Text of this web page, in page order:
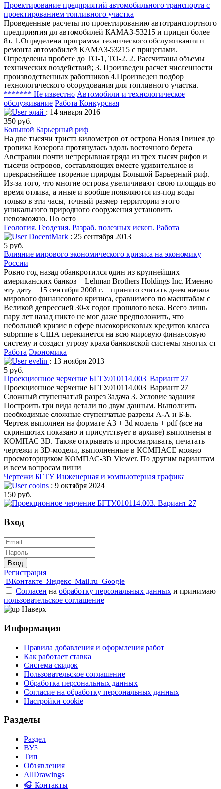
Проектирование предприятий автомобильного транспорта с
проектированием топливного участка
Проведенные расчеты по проектированию автотранспортного
предприятия дл автомобилей КАМАЗ-53215 и прицеп более
8т. 1.Определена программа технического обслуживания и
ремонта автомобилей КАМАЗ-53215 с прицепами.
Определены пробеге до ТО-1, ТО-2. 2. Рассчитаны объемы
технических воздействий; 3. Произведен расчет численности
производственных работников 4.Произведен подбор
технологического оборудования для топливного участка.
******* Не известно Автомобили и технологическое
обслуживание Работа Конкурсная
элай : 14 января 2016
350 руб.
Большой Барьерный риф
На две тысячи триста километров от острова Новая Гвинея до
тропика Козерога протянулась вдоль восточного берега
Австралии почти непрерывная гряда из трех тысяч рифов и
тысячи островов, составляющих вместе удивительное и
прекраснейшее творение природы Большой Барьерный риф.
Из-за того, что многие острова увеличивают свою площадь во
время отлива, а иные и вообще появляются из-под воды
только в эти часы, точный размер территории этого
уникального природного сооружения установить
невозможно. По осто
Геология. Геодезия. Разраб. полезных ископ. Работа
DocentMark : 25 сентября 2013
5 руб.
Влияние мирового экономического кризиса на экономику
России
Ровно год назад обанкротился один из крупнейших
американских банков – Lehman Brothers Holdings Inc. Именно
эту дату – 15 сентября 2008 г. – принято считать днем начала
мирового финансового кризиса, сравнимого по масштабам с
Великой депрессией 30-х годов прошлого века. Всего лишь
пару лет назад никто не мог даже предположить, что
небольшой кризис в сфере высокорисковых кредитов класса
subprime в США перекинется на всю мировую финансовую
систему и создаст угрозу краха банковской системы многих ст
Работа Экономика
evelin : 13 ноября 2013
5 руб.
Проекционное черчение БГТУ.010114.003. Вариант 27
Проекционное черчение БГТУ.010114.003. Вариант 27
Сложный ступенчатый разрез Задача 3. Условие задания
Построить три вида детали по двум данным. Выполнить
необходимые сложные ступенчатые разрезы А-А и Б-Б.
Чертеж выполнен на формате А3 + 3d модель + pdf (все на
скриншотах показано и присутствует в архиве) выполнены в
КОМПАС 3D. Также открывать и просматривать, печатать
чертежи и 3D-модели, выполненные в КОМПАСЕ можно
просмоторщиком КОМПАС-3D Viewer. По другим вариантам
и всем вопросам пиши
Чертежи БГТУ Инженерная и компьютерная графика
coolns : 9 октября 2024
150 руб.
Вход
Вход
Регистрация
ВКонтакте Яндекс Mail.ru Google
Согласен на обработку персональных данных и принимаю
пользовательское соглашение
Наверх
Информация
Правила добавления и оформления работ
Как работает ставка
Система скидок
Пользовательское соглашение
Обработка персональных данных
Согласие на обработку персональных данных
Настройки cookie
Разделы
Раздел
ВУЗ
Тип
Объявления
AllDrawings
🎧 Контакты